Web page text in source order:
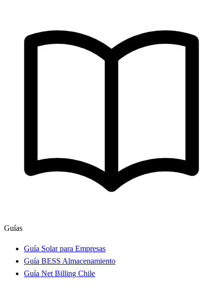
Guías
Guía Solar para Empresas
Guía BESS Almacenamiento
Guía Net Billing Chile